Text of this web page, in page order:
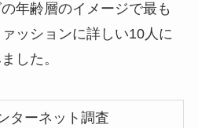
年齢層のイメージで最も
ッションに詳しい10人に
した。
ターネット調査